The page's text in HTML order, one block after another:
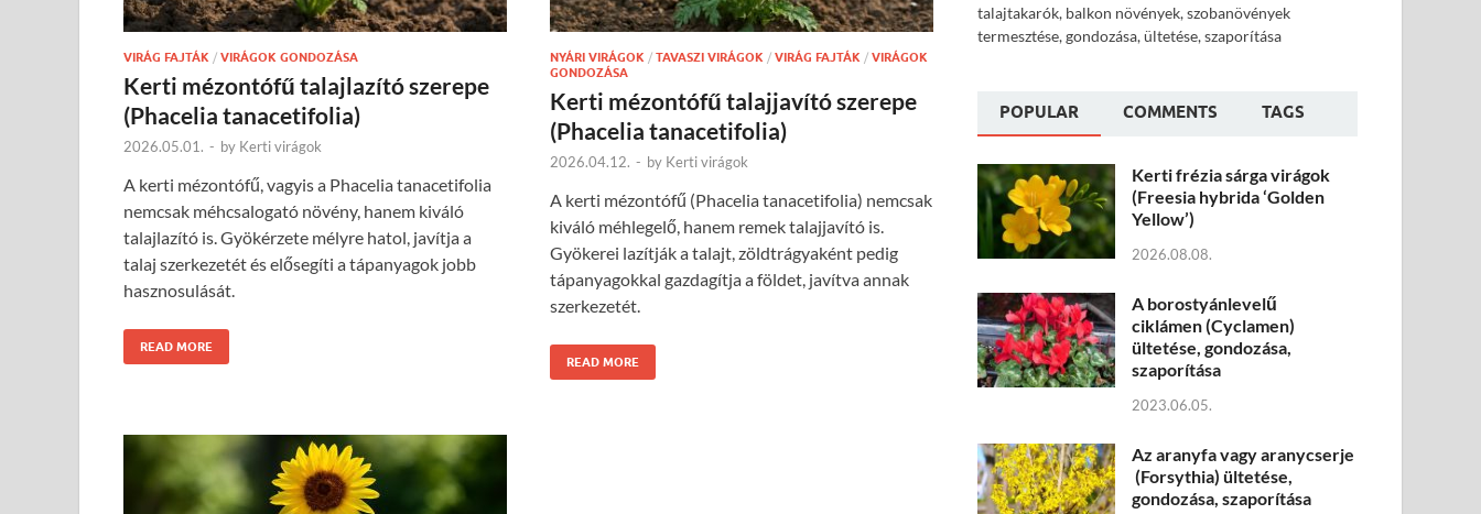
VIRÁG FAJTÁK / VIRÁGOK GONDOZÁSA
Kerti mézontófű talajlazító szerepe
(Phacelia tanacetifolia)
2026.05.01. - by Kerti virágok
A kerti mézontófű, vagyis a Phacelia tanacetifolia
nemcsak méhcsalogató növény, hanem kiváló
talajlazító is. Gyökérzete mélyre hatol, javítja a
talaj szerkezetét és elősegíti a tápanyagok jobb
hasznosulását.
READ MORE
NYÁRI VIRÁGOK / TAVASZI VIRÁGOK / VIRÁG FAJTÁK / VIRÁGOK
GONDOZÁSA
Kerti mézontófű talajjavító szerepe
(Phacelia tanacetifolia)
2026.04.12. - by Kerti virágok
A kerti mézontófű (Phacelia tanacetifolia) nemcsak
kiváló méhlegelő, hanem remek talajjavító is.
Gyökerei lazítják a talajt, zöldtrágyaként pedig
tápanyagokkal gazdagítja a földet, javítva annak
szerkezetét.
READ MORE
talajtakarók, balkon növények, szobanövények
termesztése, gondozása, ültetése, szaporítása
POPULAR COMMENTS TAGS
Kerti frézia sárga virágok
(Freesia hybrida ‘Golden
Yellow’)
2026.08.08.
A borostyánlevelű
ciklámen (Cyclamen)
ültetése, gondozása,
szaporítása
2023.06.05.
Az aranyfa vagy aranycserje
(Forsythia) ültetése,
gondozása, szaporítása